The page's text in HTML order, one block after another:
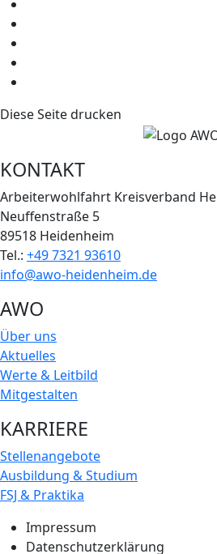
Diese Seite drucken
AWO
Über uns
Aktuelles
Werte & Leitbild
Mitgestalten
KARRIERE
Stellenangebote
Ausbildung & Studium
FSJ & Praktika
KONTAKT
Arbeiterwohlfahrt Kreisverband
Neuffenstraße 5
89518 Heidenheim
Tel.: +49 7321 93610
info@awo-heidenheim.de
Impressum
Datenschutzerklärung